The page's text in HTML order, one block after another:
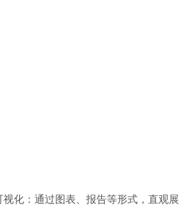
化：通过图表、报告等形式，直观展